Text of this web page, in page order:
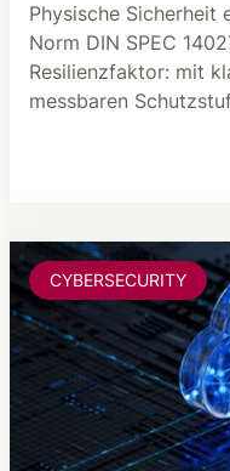
Physische Sicherheit
Norm DIN SPEC
Resilienzfaktor: mit
messbaren
CYBERSECURITY